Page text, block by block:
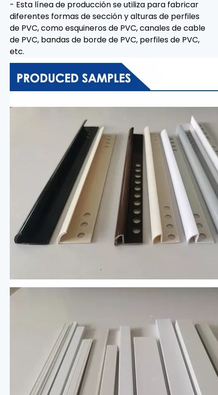
- Esta línea de producción se utiliza para fabricar
diferentes formas de sección y alturas de perfiles
de PVC, como esquineros de PVC, canales de cable
de PVC, bandas de borde de PVC, perfiles de PVC,
etc.